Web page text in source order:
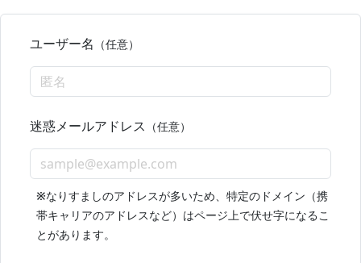
ユーザー名 （任意）
迷惑メールアドレス （任意）
※なりすましのアドレスが多いため、特定のドメイン（携
帯キャリアのアドレスなど）はページ上で伏せ字になるこ
とがあります。